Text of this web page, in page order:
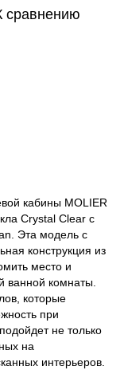
сравнению
кабины MOLIER
Crystal Clear с
Эта модель с
конструкция из
место и
комнаты.
которые
при
не только
на
интерьеров.